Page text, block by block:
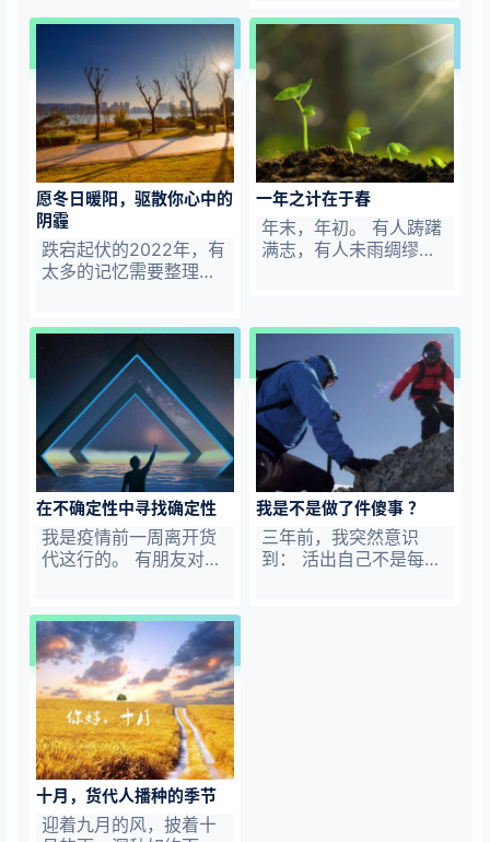
值，内容比较散，像一
销售经验、技巧工…
完成了一个目标。 这50
来万字记录了我曾经的
十年货代历程，以及现
在的所思所想、所盼所
爱。对我来说，码字成
了生活的一部分。如果
我不写下来，过了就是
过了，烟消云散，什么
都没留下。无心插柳，
也很荣幸，看这个小破
号成了一些朋友工作与
生活的一部分。有粉丝
评论与…
这是我曾经走过的路。
无心插柳，粉丝朋友说
这个小破号带她领略到
一个不一样的货代世
界。随着讨论、评论与
私信的增多，我尝试将
一部分自认有价值、有
营养的内容摘录下来，
作为一个创作方向。并
且，自负地给这个专题
合集起了个名字：货代
市场和国家？ * 讨论：
愿冬日暖阳，驱散你心中的
阴霾
跌宕起伏的2022年，有
太多的记忆需要整理。
冠，一切坚持与等待有
了结果，有了意义，无
比动容。这更让我坚定
热爱与长期主义的价值
观。 但突如其来的放开
与阳，让原本相对平静
的心境多了一些褶皱。
好在，阵痛不是那么漫
长。 12月的冬日，暖阳
总是能驱散心中的阴
霾。 《指航灯》第 9
务邀请函的撰写 * 一个
SEO眼中的开…
一年之计在于春
年末，年初。 有人踌躇
满志，有人未雨绸缪，
芽了： * 名字起好了，
就成功了一半 * 专业知
识与线上销售的结合 *
一封美国代理同行的推
广信 * 空运项目货和庄
家谈成本 * 从货代角度
看国外清关行 * 国际货
代怎么学商务英语 * 项
目物流货关键人总砍价
草长莺飞，成了《货代
指航灯》第 10 期： 20
在不确定性中寻找确定性
我是疫情前一周离开货
代这行的。 有朋友对我
最暴利赚钱的几年。也
有朋友说现在放开了，
明年预期外贸出口又是
一波高峰，没有回来接
着干的想法吗？ 对朋友
们的善意，我很感激。
只是没办法，我这人就
爱折腾。转型了，就不
吃回头草了，趁还年
轻，我想听从内心，去
我是不是做了件傻事 ？
三年前，我突然意识
到： 活出自己不是每天
十月，货代人播种的季节
迎着九月的风，披着十